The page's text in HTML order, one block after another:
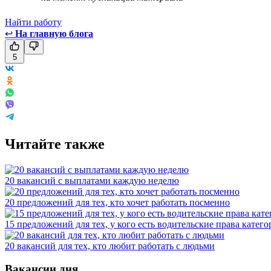
Найти работу
↩ На главную блога
5
Читайте также
20 вакансий с выплатами каждую неделю
20 предложений для тех, кто хочет работать посменно
15 предложений для тех, у кого есть водительские права
20 вакансий для тех, кто любит работать с людьми